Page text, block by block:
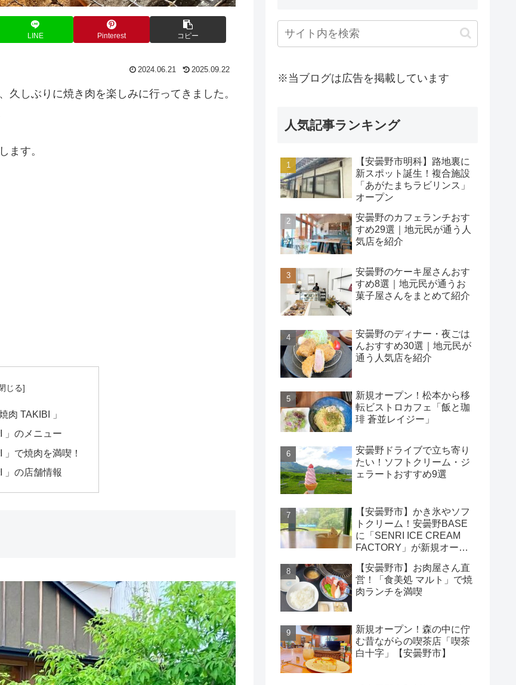
LINE Pinterest コピー
2024.06.21 2025.09.22
久しぶりに焼き肉を楽しみに行ってきました。
ます。
肉 TAKIBI 」
」のメニュー
」で焼肉を満喫！
」の店舗情報
※当ブログは広告を掲載しています
人気記事ランキング
【安曇野市明科】路地裏に
新スポット誕生！複合施設
「あがたまちラビリンス」
オープン
安曇野のカフェランチおす
すめ29選｜地元民が通う人
気店を紹介
安曇野のケーキ屋さんおす
すめ8選｜地元民が通うお
菓子屋さんをまとめて紹介
安曇野のディナー・夜ごは
んおすすめ30選｜地元民が
通う人気店を紹介
新規オープン！松本から移
転ビストロカフェ「飯と珈
琲 蒼並レイジー」
安曇野ドライブで立ち寄り
たい！ソフトクリーム・ジ
ェラートおすすめ9選
【安曇野市】かき氷やソフ
トクリーム！安曇野BASE
に「SENRI ICE CREAM
FACTORY」が新規オープ
【安曇野市】お肉屋さん直
営！「食美処 マルト」で焼
肉ランチを満喫
新規オープン！森の中に佇
む昔ながらの喫茶店「喫茶
白十字」【安曇野市】